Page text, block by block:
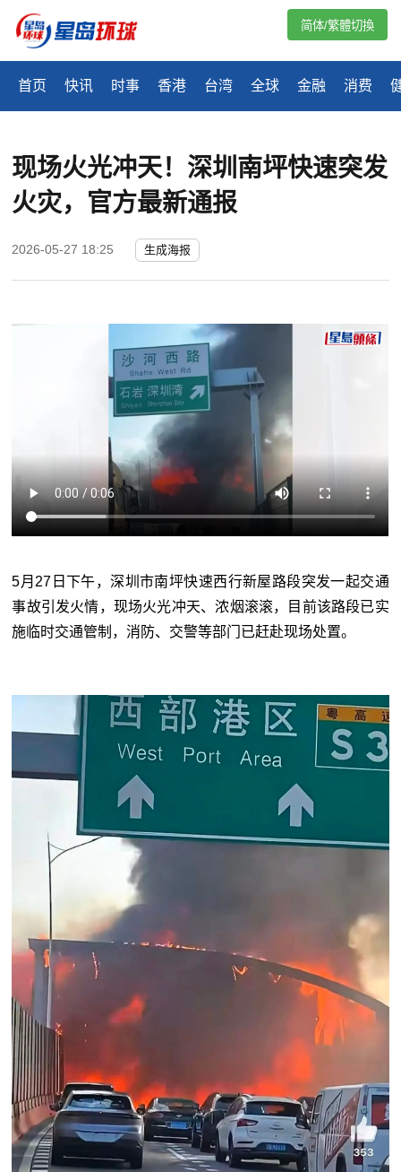
首页 快讯 时事 香港 台湾 全球 金融 消费
简体/繁體切換
现场火光冲天！深圳南坪快速突发
火灾，官方最新通报
2026-05-27 18:25 生成海报
5月27日下午，深圳市南坪快速西行新屋路段突发一起交通
事故引发火情，现场火光冲天、浓烟滚滚，目前该路段已实
施临时交通管制，消防、交警等部门已赶赴现场处置。